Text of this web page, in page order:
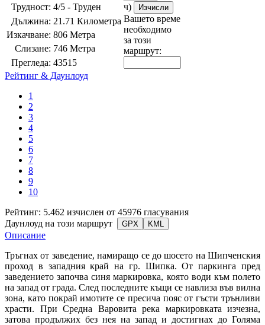
ч)
Вашето време
необходимо
за този
маршрут:
Трудност: 4/5 - Труден
Дължина: 21.71 Километра
Изкачване: 806 Метра
Слизане: 746 Метра
Прегледа: 43515
Рейтинг & Даунлоуд
1
2
3
4
5
6
7
8
9
10
Рейтинг: 5.462 изчислен от 45976 гласувания
Даунлоуд на този маршрут
GPX KML
Описание
Тръгнах от заведение, намиращо се до шосето на Шипченския
проход в западния край на гр. Шипка. От паркинга пред
заведението започва синя маркировка, която води към полето
на запад от града. След последните къщи се навлиза във вилна
зона, като покрай имотите се пресича пояс от гъсти трънливи
храсти. При Средна Варовита река маркировката изчезна,
затова продължих без нея на запад и достигнах до Голяма